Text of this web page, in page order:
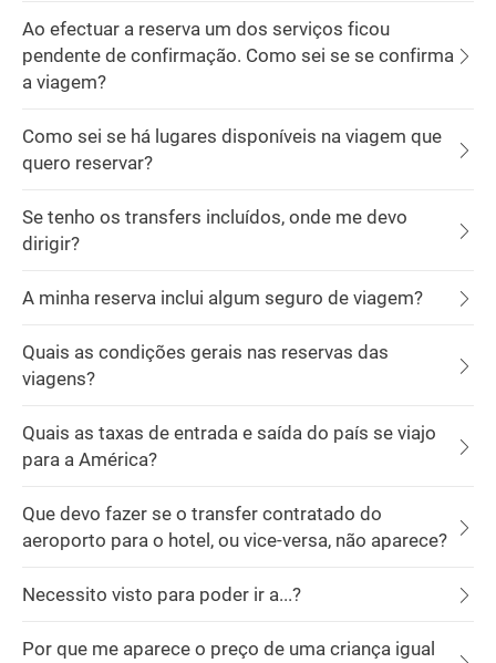
Ao efectuar a reserva um dos serviços ficou
pendente de confirmação. Como sei se se confirma
a viagem?
Como sei se há lugares disponíveis na viagem que
quero reservar?
Se tenho os transfers incluídos, onde me devo
dirigir?
A minha reserva inclui algum seguro de viagem?
Quais as condições gerais nas reservas das
viagens?
Quais as taxas de entrada e saída do país se viajo
para a América?
Que devo fazer se o transfer contratado do
aeroporto para o hotel, ou vice-versa, não aparece?
Necessito visto para poder ir a...?
Por que me aparece o preço de uma criança igual